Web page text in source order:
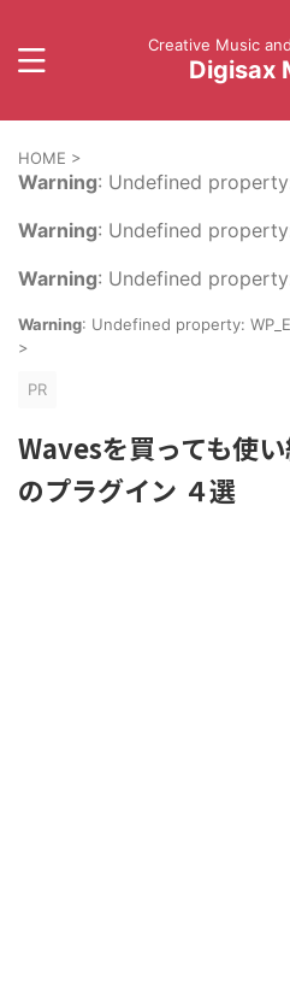
Creative Music
Digisax
HOME >
Warning: Undefined
Warning: Undefined
Warning: Undefined
Warning: Undefined property:
>
PR
Wavesを買っても使
のプラグイン ４選